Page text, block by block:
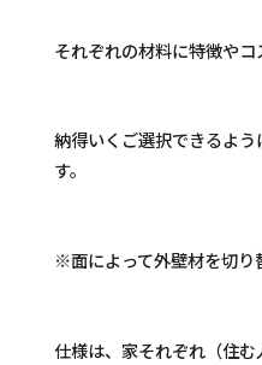
それぞれの材料に特徴やコ
納得いくご選択できるよ
す。
※面によって外壁材を切り
仕様は、家それぞれ（住